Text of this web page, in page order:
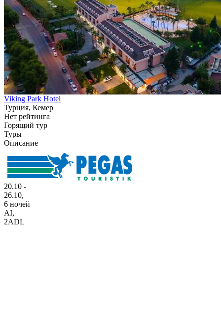
Viking Park Hotel
Турция, Кемер
Нет рейтинга
Горящий тур
Туры
Описание
20.10 -
26.10,
6 ночей
AI,
2ADL